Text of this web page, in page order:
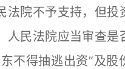
法院不予支持，但投
人民法院应当审查是
不得抽逃出资”及股